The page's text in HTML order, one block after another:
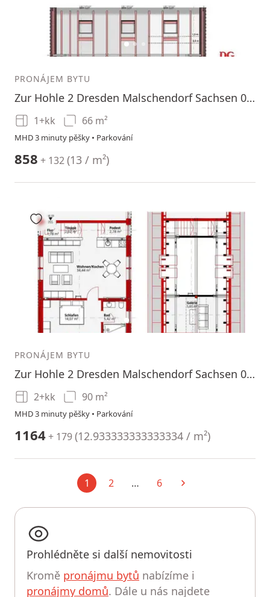
12
PRONÁJEM BYTU
Zur Hohle 2 Dresden Malschendorf Sachsen 01328
1+kk 66 m²
MHD 3 minuty pěšky • Parkování
858 + 132(13 / m²)
1
Přidat do oblíbených
PRONÁJEM BYTU
Zur Hohle 2 Dresden Malschendorf Sachsen 01328
2+kk 90 m²
MHD 3 minuty pěšky • Parkování
1164+ 179(12.933333333333334 / m²)
1Aktuální
2 … 6 Další
Prohlédněte si další nemovitosti
Kromě pronájmu bytů nabízíme i
pronájmy domů. Dále u nás najdete